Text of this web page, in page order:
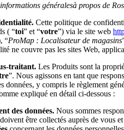
généralesà propos de
Cette politique de
( “toi” et “votre”) via le site web
“ProMap : Localisateur de magasins
ne couvre pas les sites Web,
traitant. Les Produits sont la
”. Nous agissons en tant que
données, y compris le règlement
expliqué en détail ci-dessous :
des données. Nous sommes
être collectés auprès de vous